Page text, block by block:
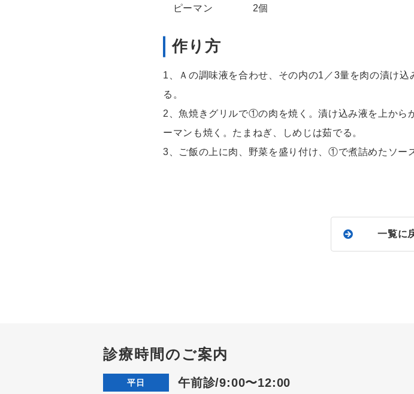
ピーマン 2個
作り方
1、Ａの調味液を合わせ、その内の1／3量を肉の漬け
る。
2、魚焼きグリルで①の肉を焼く。漬け込み液を上から
ーマンも焼く。たまねぎ、しめじは茹でる。
3、ご飯の上に肉、野菜を盛り付け、①で煮詰めたソー
一覧に
診療時間のご案内
平日 午前診/9:00〜12:00